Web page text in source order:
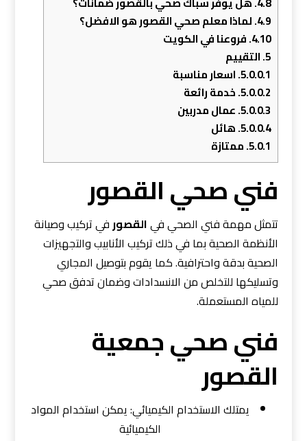
4.9. لماذا معلم صحي القصور هو الافضل؟
4.10. فروعنا في الكويت
5. التقييم
5.0.0.1. اسعار مناسبة
5.0.0.2. خدمة رائعة
5.0.0.3. عمال مدربين
5.0.0.4. هائل
5.0.1. ممتازة
فني صحي القصور
تتمثل مهمة فني الصحي فيالقصورفي تركيب وصيانة
الأنظمة الصحية بما في ذلك تركيب الأنابيب والتجهيزات
الصحية بدقة واحترافية. كما يقوم بتوصيل المجاري
وتسليكها للتخلص من الانسدادات وضمان تدفق صحي
للمياه المستعملة.
فني صحي جمعية
القصور
يمتلك الاستخدام الكيميائي: يمكن استخدام المواد
الكيميائية